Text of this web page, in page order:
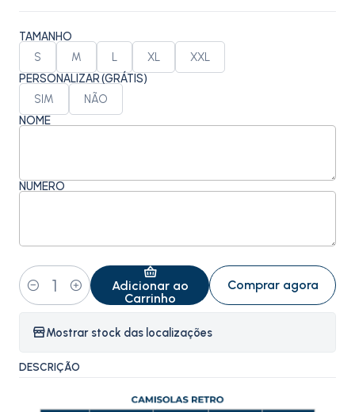
TAMANHO
S M L XL XXL
PERSONALIZAR (GRÁTIS)
SIM NÃO
NOME
NÚMERO
Quantidade
Adicionar ao
Carrinho
Comprar agora
Mostrar stock das localizações
DESCRIÇÃO